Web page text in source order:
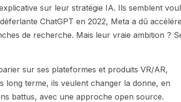
sur leur stratégie IA. Ils semblent
ChatGPT en 2022, Meta a dû
de recherche. Mais leur vraie ambition ?
sur ses plateformes et produits VR/AR,
long terme, ils veulent changer la donne, en
battus, avec une approche open source.